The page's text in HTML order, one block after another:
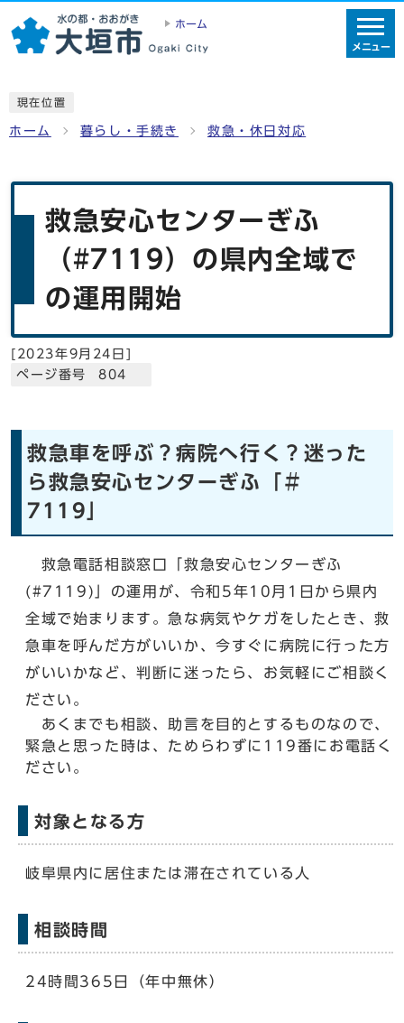
ホーム
メニュー
現在位置
ホーム 暮らし・手続き 救急・休日対応
救急安心センターぎふ
（#7119）の県内全域で
の運用開始
[ 2023年9月24日 ]
ページ番号 804
救急車を呼ぶ？病院へ行く？迷った
ら救急安心センターぎふ「＃
7119」
救急電話相談窓口「救急安心センターぎふ
(#7119)」の運用が、令和5年10月1日から県内
全域で始まります。急な病気やケガをしたとき、救
急車を呼んだ方がいいか、今すぐに病院に行った方
がいいかなど、判断に迷ったら、お気軽にご相談く
ださい。
あくまでも相談、助言を目的とするものなので、
緊急と思った時は、ためらわずに119番にお電話く
ださい。
対象となる方
岐阜県内に居住または滞在されている人
相談時間
24時間365日（年中無休）